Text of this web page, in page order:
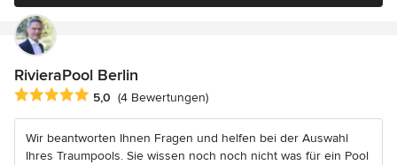
RivieraPool Berlin
Durchschnittliche Bewertung: 5 von 5 Sternen
5,0 (4 Bewertungen)
Wir beantworten Ihnen Fragen und helfen bei der Auswahl
Ihres Traumpools. Sie wissen noch noch nicht was für ein Pool